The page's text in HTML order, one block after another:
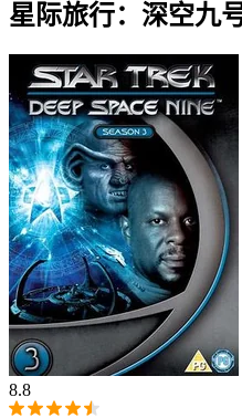
星际旅行：深空九
8.8